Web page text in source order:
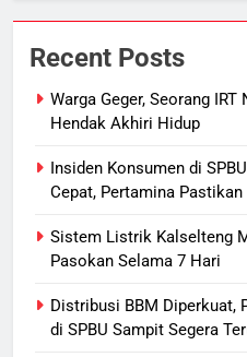
Recent Posts
Warga Geger, Seorang
Hendak Akhiri Hidup
Insiden Konsumen di
Cepat, Pertamina
Sistem Listrik Kalselteng
Pasokan Selama 7 Hari
Distribusi BBM Diperkuat,
di SPBU Sampit Segera
Warga
Luffy,
8
Tak
1
Warga